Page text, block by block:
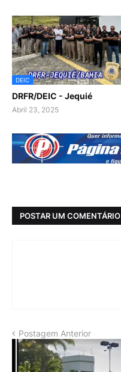
DEIC
DRFR/DEIC - Jequié
Abril 23, 2025
POSTAR UM COMENTÁRIO
Postagem Anterior